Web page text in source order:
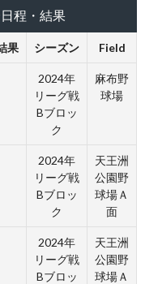
程・結果
果 シーズン Field
2024年
リーグ戦
Bブロッ
ク
麻布野
球場
2024年
リーグ戦
Bブロッ
ク
天王洲
公園野
球場Ａ
面
2024年
リーグ戦
Bブロッ
天王洲
公園野
球場Ａ